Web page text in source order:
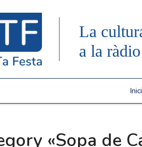
La
a la
Inici
«Sopa de